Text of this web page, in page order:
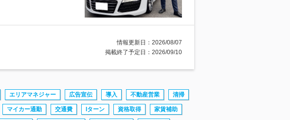
情報更新日：2026/08/07
掲載終了予定日：2026/09/10
エリアマネジャー 広告宣伝 導入 不動産営業 清掃
マイカー通勤 交通費 Iターン 資格取得 家賃補助